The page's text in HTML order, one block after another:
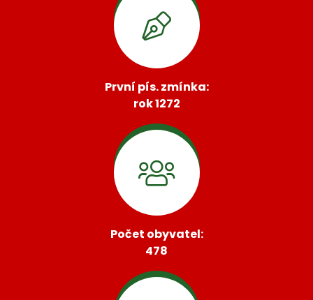
První pís. zmínka:
rok 1272
Počet obyvatel:
478